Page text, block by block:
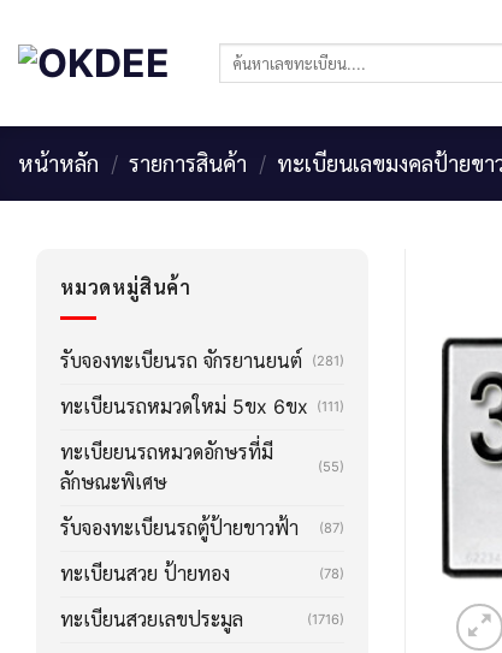
content
ค้นหา:
หน้าหลัก / รายการสินค้า / ทะเบียนเลขมงคลป้ายขา
หมวดหมู่สินค้า
รับจองทะเบียนรถ จักรยานยนต์ (281)
ทะเบียนรถหมวดใหม่ 5ขx 6ขx (111)
ทะเบียยนรถหมวดอักษรที่มี
ลักษณะพิเศษ
(55)
รับจองทะเบียนรถตู้ป้ายขาวฟ้า (87)
ทะเบียนสวย ป้ายทอง (78)
ทะเบียนสวยเลขประมูล (1716)